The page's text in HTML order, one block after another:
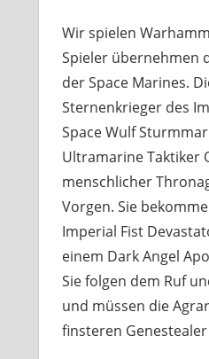
Wir spielen
Spieler übernehmen
der Space Marines.
Sternenkrieger des
Space Wulf
Ultramarine Taktiker
menschlicher
Vorgen. Sie
Imperial Fist
einem Dark Angel
Sie folgen dem Ruf
und müssen die
finsteren